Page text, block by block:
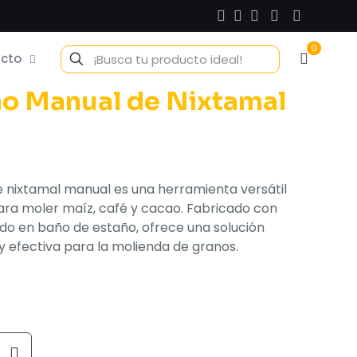
0
Manual de Nixtamal
nixtamal manual es una herramienta versátil
moler maíz, café y cacao. Fabricado con
en baño de estaño, ofrece una solución
efectiva para la molienda de granos.